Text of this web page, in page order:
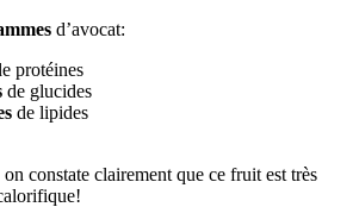
d’avocat:
protéines
de glucides
de lipides
constate clairement que ce fruit est très